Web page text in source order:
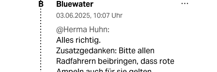
B Bluewater
03.06.2025, 10:07 Uhr
@Herma Huhn:
Alles richtig.
Zusatzgedanken: Bitte allen
Radfahrern beibringen, dass rote